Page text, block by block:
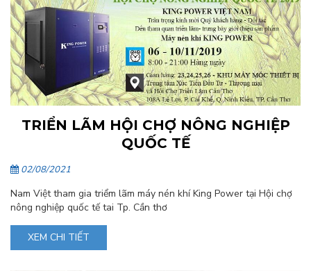
TRIỂN LÃM HỘI CHỢ NÔNG NGHIỆP
QUỐC TẾ
02/08/2021
Nam Việt tham gia triểm lãm máy nén khí King Power tại Hội chợ
nông nghiệp quốc tế tai Tp. Cần thơ
XEM CHI TIẾT